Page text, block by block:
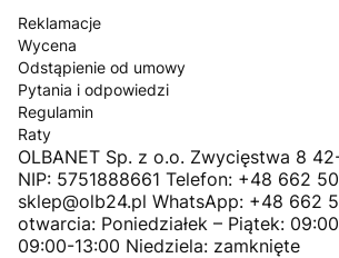
Reklamacje
Wycena
Odstąpienie od umowy
Pytania i odpowiedzi
Regulamin
Raty
OLBANET Sp. z o.o. Zwycięstwa 8
NIP: 5751888661 Telefon: +48 662
sklep@olb24.pl WhatsApp: +48 662
otwarcia: Poniedziałek – Piątek:
09:00-13:00 Niedziela: zamknięte